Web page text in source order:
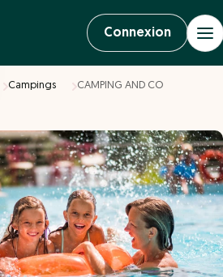
Connexion
Campings CAMPING AND CO